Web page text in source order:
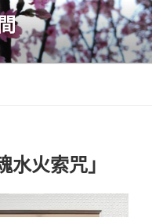
水火索咒」